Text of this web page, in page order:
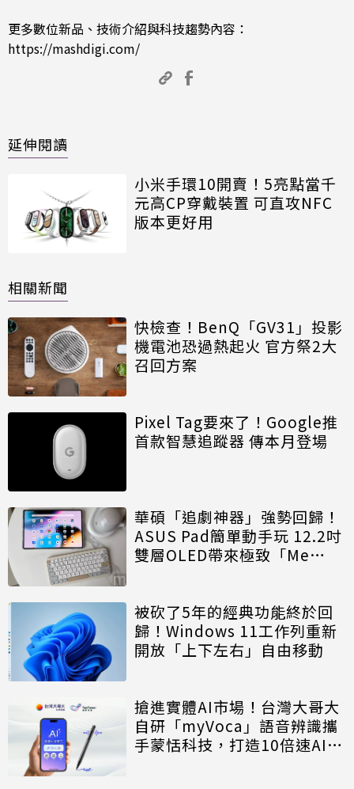
更多數位新品、技術介紹與科技趨勢內容：
https://mashdigi.com/
延伸閱讀
小米手環10開賣！5亮點當千
元高CP穿戴裝置 可直攻NFC
版本更好用
相關新聞
快檢查！BenQ「GV31」投影
機電池恐過熱起火 官方祭2大
召回方案
Pixel Tag要來了！Google推
首款智慧追蹤器 傳本月登場
華碩「追劇神器」強勢回歸！
ASUS Pad簡單動手玩 12.2吋
雙層OLED帶來極致「Me
被砍了5年的經典功能終於回
歸！Windows 11工作列重新
開放「上下左右」自由移動
搶進實體AI市場！台灣大哥大
自研「myVoca」語音辨識攜
手蒙恬科技，打造10倍速AI錄